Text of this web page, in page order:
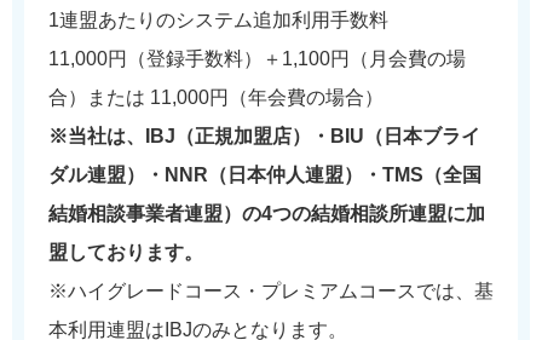
1連盟あたりのシステム追加利用手数料
11,000円（登録手数料）＋1,100円（月会費の場
合）または 11,000円（年会費の場合）
※当社は、IBJ（正規加盟店）・BIU（日本ブライ
ダル連盟）・NNR（日本仲人連盟）・TMS（全国
結婚相談事業者連盟）の4つの結婚相談所連盟に加
盟しております。
※ハイグレードコース・プレミアムコースでは、基
本利用連盟はIBJのみとなります。